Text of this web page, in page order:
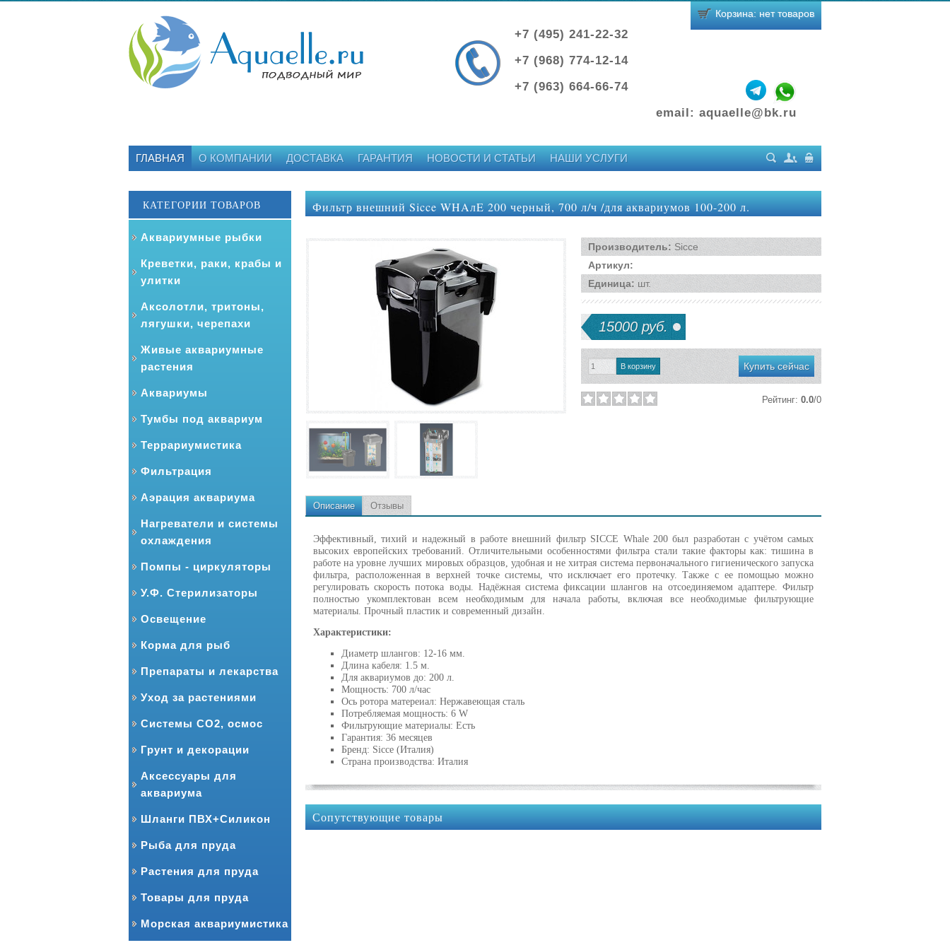
+7 (495) 241-22-32
+7 (968) 774-12-14
+7 (963) 664-66-74
email: aquaelle@bk.ru
Корзина: нет товаров
ГЛАВНАЯ О КОМПАНИИ ДОСТАВКА ГАРАНТИЯ НОВОСТИ И СТАТЬИ НАШИ УСЛУГИ Поиск Регистрация
КАТЕГОРИИ ТОВАРОВ
Аквариумные рыбки
Креветки, раки, крабы и
улитки
Аксолотли, тритоны,
лягушки, черепахи
Живые аквариумные
растения
Аквариумы
Тумбы под аквариум
Террариумистика
Фильтрация
Аэрация аквариума
Нагреватели и системы
охлаждения
Помпы - циркуляторы
У.Ф. Стерилизаторы
Освещение
Корма для рыб
Препараты и лекарства
Уход за растениями
Системы CO2, осмос
Грунт и декорации
Аксессуары для
аквариума
Шланги ПВХ+Силикон
Рыба для пруда
Растения для пруда
Товары для пруда
Морская аквариумистика
Фильтр внешний Sicce WHAлE 200 черный, 700 л/ч /для аквариумов 100-200 л.
Производитель: Sicce
Артикул:
Единица: шт.
15000 руб.
Купить сейчас
Рейтинг: 0.0/0
Описание Отзывы
Эффективный, тихий и надежный в работе внешний фильтр SICCE Whale 200 был разработан с учётом самых
высоких европейских требований. Отличительными особенностями фильтра стали такие факторы как: тишина в
работе на уровне лучших мировых образцов, удобная и не хитрая система первоначального гигиенического запуска
фильтра, расположенная в верхней точке системы, что исключает его протечку. Также с ее помощью можно
регулировать скорость потока воды. Надёжная система фиксации шлангов на отсоединяемом адаптере. Фильтр
полностью укомплектован всем необходимым для начала работы, включая все необходимые фильтрующие
материалы. Прочный пластик и современный дизайн.
Характеристики:
Диаметр шлангов: 12-16 мм.
Длина кабеля: 1.5 м.
Для аквариумов до: 200 л.
Мощность: 700 л/час
Ось ротора матереиал: Нержавеющая сталь
Потребляемая мощность: 6 W
Фильтрующие материалы: Есть
Гарантия: 36 месяцев
Бренд: Sicce (Италия)
Страна производства: Италия
Сопутствующие товары